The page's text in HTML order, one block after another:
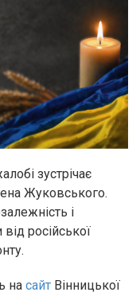
зустрічає
Жуковського.
і
російської
на сайт Вінницької